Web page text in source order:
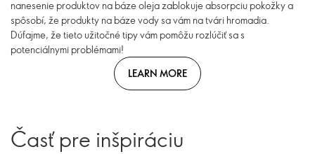
nanesenie produktov na báze oleja zablokuje absorpciu pokožky a
spôsobí, že produkty na báze vody sa vám na tvári hromadia.
Dúfajme, že tieto užitočné tipy vám pomôžu rozlúčiť sa s
potenciálnymi problémami!
LEARN MORE
Časť pre inšpiráciu